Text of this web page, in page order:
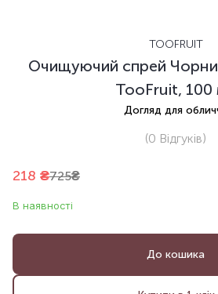
TOOFRUIT
Очищуючий спрей
TooFruit, 100
Догляд для
(0 Відгуків)
218 ₴725₴
В наявності
До кошика